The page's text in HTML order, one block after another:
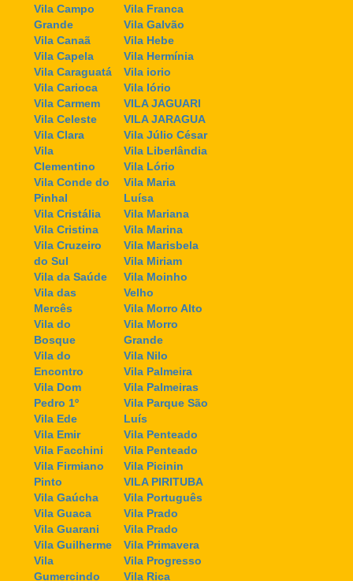
Vila Campo
Grande
Vila Canaã
Vila Capela
Vila Caraguatá
Vila Carioca
Vila Carmem
Vila Celeste
Vila Clara
Vila
Clementino
Vila Conde do
Pinhal
Vila Cristália
Vila Cristina
Vila Cruzeiro
do Sul
Vila da Saúde
Vila das
Mercês
Vila do
Bosque
Vila do
Encontro
Vila Dom
Pedro 1º
Vila Ede
Vila Emir
Vila Facchini
Vila Firmiano
Pinto
Vila Gaúcha
Vila Guaca
Vila Guarani
Vila Guilherme
Vila
Gumercindo
Vila Franca
Vila Galvão
Vila Hebe
Vila Hermínia
Vila iorio
Vila Iório
VILA JAGUARI
VILA JARAGUA
Vila Júlio César
Vila Liberlândia
Vila Lório
Vila Maria
Luísa
Vila Mariana
Vila Marina
Vila Marisbela
Vila Miriam
Vila Moinho
Velho
Vila Morro Alto
Vila Morro
Grande
Vila Nilo
Vila Palmeira
Vila Palmeiras
Vila Parque São
Luís
Vila Penteado
Vila Penteado
Vila Picinin
VILA PIRITUBA
Vila Português
Vila Prado
Vila Prado
Vila Primavera
Vila Progresso
Vila Rica